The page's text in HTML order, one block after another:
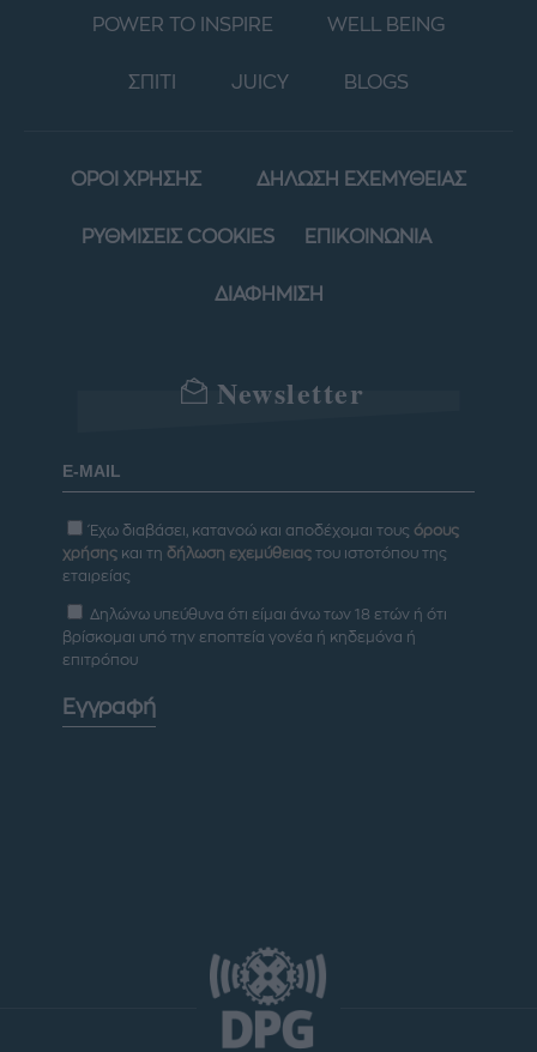
POWER TO INSPIRE WELL BEING
ΣΠΙΤΙ JUICY BLOGS
ΟΡΟΙ ΧΡΗΣΗΣ ΔΗΛΩΣΗ ΕΧΕΜΥΘΕΙΑΣ
ΡΥΘΜΙΣΕΙΣ COOKIES ΕΠΙΚΟΙΝΩΝΙΑ
ΔΙΑΦΗΜΙΣΗ
Newsletter
Έχω διαβάσει, κατανοώ και αποδέχομαι τους όρους
χρήσης και τη δήλωση εχεμύθειας του ιστοτόπου της
εταιρείας
Δηλώνω υπεύθυνα ότι είμαι άνω των 18 ετών ή ότι
βρίσκομαι υπό την εποπτεία γονέα ή κηδεμόνα ή
επιτρόπου
Εγγραφή